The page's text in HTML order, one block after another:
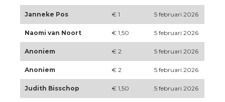
Janneke Pos € 1 5 februari 2026
Naomi van Noort € 1,50 5 februari 2026
Anoniem € 2 5 februari 2026
Anoniem € 2 5 februari 2026
Judith Bisschop € 1,50 5 februari 2026